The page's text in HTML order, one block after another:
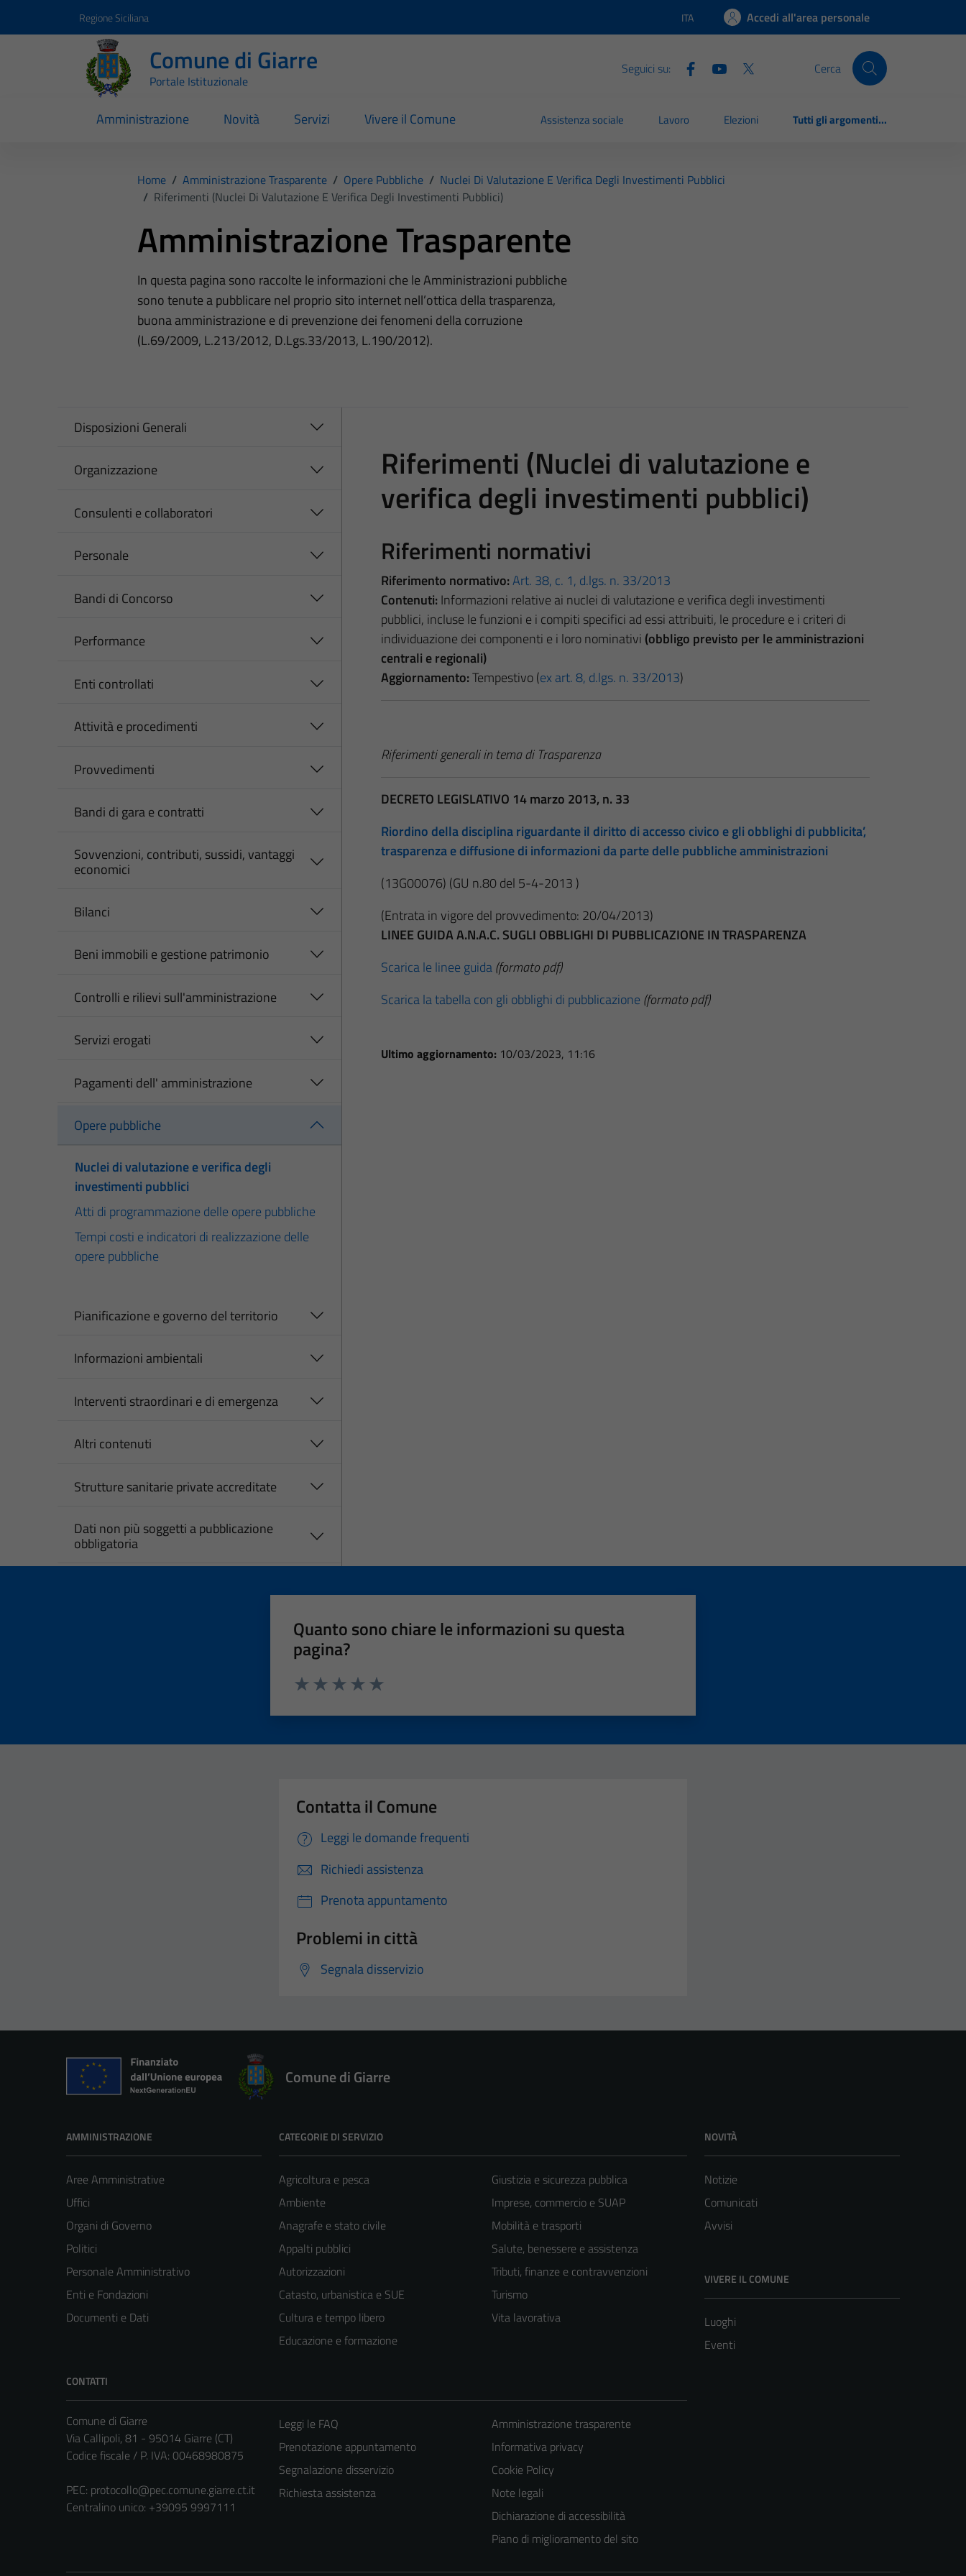
Regione Siciliana Lingua attiva:
ITA Accedi all'area personale
Comune di Giarre
Portale Istituzionale
Seguici su: Cerca
Amministrazione Novità Servizi Vivere il Comune Assistenza sociale Lavoro Elezioni Tutti gli argomenti...
Home / Amministrazione Trasparente / Opere Pubbliche / Nuclei Di Valutazione E Verifica Degli Investimenti Pubblici
/ Riferimenti (Nuclei Di Valutazione E Verifica Degli Investimenti Pubblici)
Amministrazione Trasparente
In questa pagina sono raccolte le informazioni che le Amministrazioni pubbliche
sono tenute a pubblicare nel proprio sito internet nell’ottica della trasparenza,
buona amministrazione e di prevenzione dei fenomeni della corruzione
(L.69/2009, L.213/2012, D.Lgs.33/2013, L.190/2012).
Disposizioni Generali
Organizzazione
Consulenti e collaboratori
Personale
Bandi di Concorso
Performance
Enti controllati
Attività e procedimenti
Provvedimenti
Bandi di gara e contratti
Sovvenzioni, contributi, sussidi, vantaggi
economici
Bilanci
Beni immobili e gestione patrimonio
Controlli e rilievi sull'amministrazione
Servizi erogati
Pagamenti dell' amministrazione
Opere pubbliche
Nuclei di valutazione e verifica degli
investimenti pubblici
Atti di programmazione delle opere pubbliche
Tempi costi e indicatori di realizzazione delle
opere pubbliche
Pianificazione e governo del territorio
Informazioni ambientali
Interventi straordinari e di emergenza
Altri contenuti
Strutture sanitarie private accreditate
Dati non più soggetti a pubblicazione
obbligatoria
Riferimenti (Nuclei di valutazione e
verifica degli investimenti pubblici)
Riferimenti normativi
Riferimento normativo:Art. 38, c. 1, d.lgs. n. 33/2013
Contenuti: Informazioni relative ai nuclei di valutazione e verifica degli investimenti
pubblici, incluse le funzioni e i compiti specifici ad essi attribuiti, le procedure e i criteri di
individuazione dei componenti e i loro nominativi (obbligo previsto per le amministrazioni
centrali e regionali)
Aggiornamento:Tempestivo (ex art. 8, d.lgs. n. 33/2013)
Riferimenti generali in tema di Trasparenza
DECRETO LEGISLATIVO 14 marzo 2013, n. 33
Riordino della disciplina riguardante il diritto di accesso civico e gli obblighi di pubblicita’,
trasparenza e diffusione di informazioni da parte delle pubbliche amministrazioni
(13G00076) (GU n.80 del 5-4-2013 )
(Entrata in vigore del provvedimento: 20/04/2013)
LINEE GUIDA A.N.A.C. SUGLI OBBLIGHI DI PUBBLICAZIONE IN TRASPARENZA
Scarica le linee guida(formato pdf)
Scarica la tabella con gli obblighi di pubblicazione (formato pdf)
Ultimo aggiornamento: 10/03/2023, 11:16
Quanto sono chiare le informazioni su questa
pagina?
Contatta il Comune
Leggi le domande frequenti
Richiedi assistenza
Prenota appuntamento
Problemi in città
Segnala disservizio
Comune di Giarre
AMMINISTRAZIONE
Aree Amministrative
Uffici
Organi di Governo
Politici
Personale Amministrativo
Enti e Fondazioni
Documenti e Dati
CATEGORIE DI SERVIZIO
Agricoltura e pesca
Ambiente
Anagrafe e stato civile
Appalti pubblici
Autorizzazioni
Catasto, urbanistica e SUE
Cultura e tempo libero
Educazione e formazione
Giustizia e sicurezza pubblica
Imprese, commercio e SUAP
Mobilità e trasporti
Salute, benessere e assistenza
Tributi, finanze e contravvenzioni
Turismo
Vita lavorativa
NOVITÀ
Notizie
Comunicati
Avvisi
VIVERE IL COMUNE
Luoghi
Eventi
CONTATTI
Comune di Giarre
Via Callipoli, 81 - 95014 Giarre (CT)
Codice fiscale / P. IVA: 00468980875
PEC: protocollo@pec.comune.giarre.ct.it
Centralino unico: +39095 9997111
Leggi le FAQ
Prenotazione appuntamento
Segnalazione disservizio
Richiesta assistenza
Amministrazione trasparente
Informativa privacy
Cookie Policy
Note legali
Dichiarazione di accessibilità
Piano di miglioramento del sito
Tecnici
Questi cookie
sono necessari
per il
funzionamento
del sito e non
possono